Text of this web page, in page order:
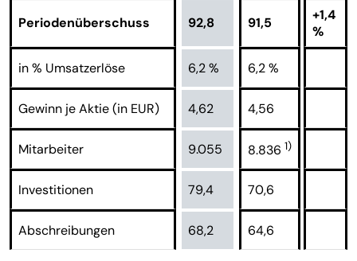
Periodenüberschuss 92,8 91,5
+1,4
%
in % Umsatzerlöse 6,2 % 6,2 %
Gewinn je Aktie (in EUR) 4,62 4,56
Mitarbeiter 9.055 8.836 1)
Investitionen 79,4 70,6
Abschreibungen 68,2 64,6